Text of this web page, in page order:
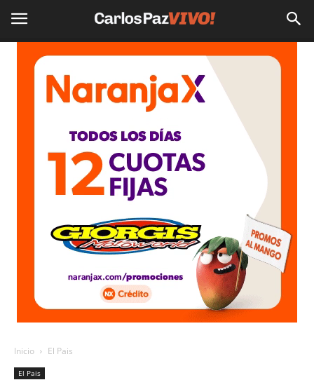
Inicio El Pais
El Pais